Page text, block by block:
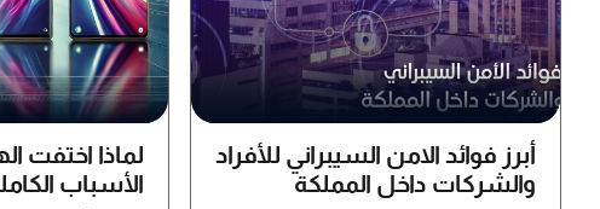
أبرز فوائد الامن السيبراني للأفراد
والشركات داخل المملكة
لماذا اختفت
الأسباب